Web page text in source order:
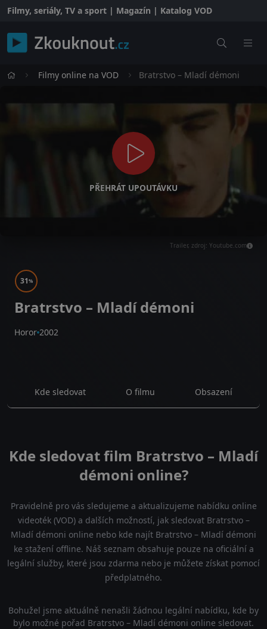
Filmy, seriály, TV a sport | Magazín | Katalog VOD
Filmy online na VOD Bratrstvo – Mladí démoni
PŘEHRÁT UPOUTÁVKU
Trailer, zdroj: Youtube.com
31%
Bratrstvo – Mladí démoni
Horor 2002
Kde sledovat O filmu Obsazení
Kde sledovat film Bratrstvo – Mladí
démoni online?
Pravidelně pro vás sledujeme a aktualizujeme nabídku online
videoték (VOD) a dalších možností, jak sledovat Bratrstvo –
Mladí démoni online nebo kde najít Bratrstvo – Mladí démoni
ke stažení offline. Náš seznam obsahuje pouze na oficiální a
legální služby, které jsou zdarma nebo je můžete získat pomocí
předplatného.
Bohužel jsme aktuálně nenašli žádnou legální nabídku, kde by
bylo možné pořad Bratrstvo – Mladí démoni online sledovat.